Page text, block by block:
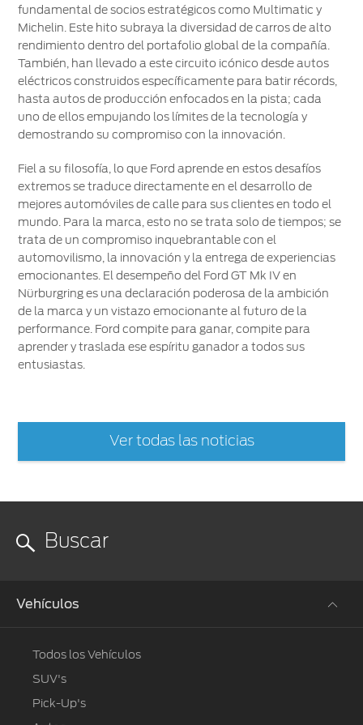
fundamental de socios estratégicos como Multimatic y
Michelin. Este hito subraya la diversidad de carros de alto
rendimiento dentro del portafolio global de la compañía.
También, han llevado a este circuito icónico desde autos
eléctricos construidos específicamente para batir récords,
hasta autos de producción enfocados en la pista; cada
uno de ellos empujando los límites de la tecnología y
demostrando su compromiso con la innovación.
Fiel a su filosofía, lo que Ford aprende en estos desafíos
extremos se traduce directamente en el desarrollo de
mejores automóviles de calle para sus clientes en todo el
mundo. Para la marca, esto no se trata solo de tiempos; se
trata de un compromiso inquebrantable con el
automovilismo, la innovación y la entrega de experiencias
emocionantes. El desempeño del Ford GT Mk IV en
Nürburgring es una declaración poderosa de la ambición
de la marca y un vistazo emocionante al futuro de la
performance. Ford compite para ganar, compite para
aprender y traslada ese espíritu ganador a todos sus
entusiastas.
Ver todas las noticias
Vehículos
Todos los Vehículos
SUV's
Pick-Up's